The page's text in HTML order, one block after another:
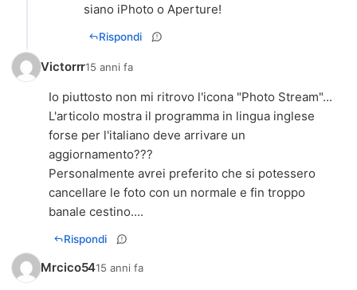
siano iPhoto o Aperture!
Rispondi
Victorrr15 anni fa
Io piuttosto non mi ritrovo l'icona "Photo Stream"...
L'articolo mostra il programma in lingua inglese
forse per l'italiano deve arrivare un
aggiornamento???
Personalmente avrei preferito che si potessero
cancellare le foto con un normale e fin troppo
banale cestino....
Rispondi
Mrcico5415 anni fa